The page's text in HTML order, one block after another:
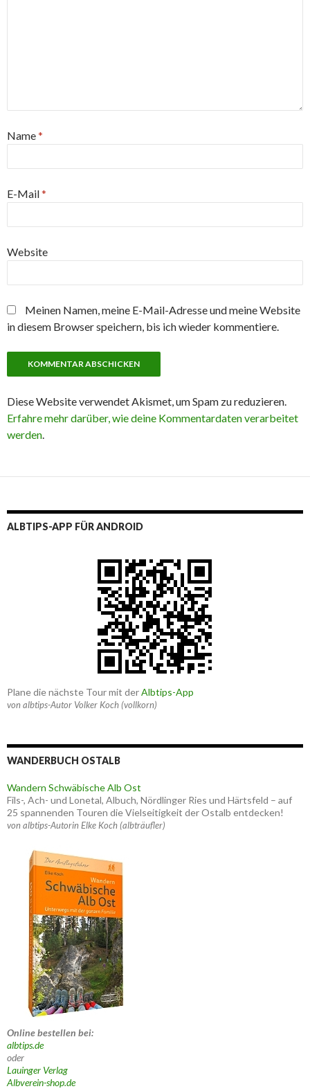
Name*
E-Mail*
Website
Meinen Namen, meine E-Mail-Adresse und meine Website
in diesem Browser speichern, bis ich wieder kommentiere.
Diese Website verwendet Akismet, um Spam zu reduzieren.
Erfahre mehr darüber, wie deine Kommentardaten verarbeitet
werden.
ALBTIPS-APP FÜR ANDROID
Plane die nächste Tour mit derAlbtips-App
von albtips-Autor Volker Koch (vollkorn)
WANDERBUCH OSTALB
Wandern Schwäbische Alb Ost
Fils-, Ach- und Lonetal, Albuch, Nördlinger Ries und Härtsfeld – auf
25 spannenden Touren die Vielseitigkeit der Ostalb entdecken!
von albtips-Autorin Elke Koch (albträufler)
Online bestellen bei:
albtips.de
oder
Lauinger Verlag
Albverein-shop.de